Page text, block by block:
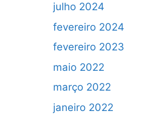
julho 2024
fevereiro 2024
fevereiro 2023
maio 2022
março 2022
janeiro 2022